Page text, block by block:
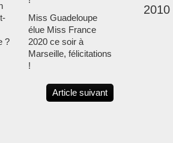
?
Miss Guadeloupe
élue Miss France
2020 ce soir à
Marseille, félicitations
!
Article suivant
2010